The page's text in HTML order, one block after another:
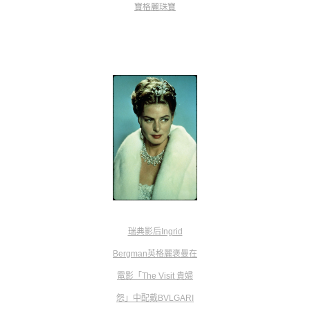
寶格麗珠寶
瑞典影后Ingrid
Bergman英格麗褒曼在
電影 「The Visit 貴婦
怨」 中配戴BVLGARI